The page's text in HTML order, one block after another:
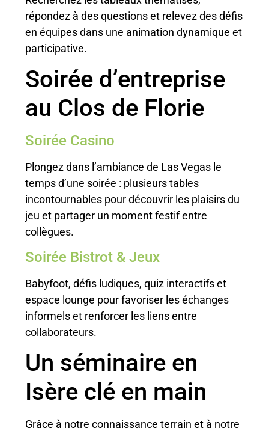
répondez à des questions et relevez des défis
en équipes dans une animation dynamique et
participative.
Soirée d’entreprise
au Clos de Florie
Soirée Casino
Plongez dans l’ambiance de Las Vegas le
temps d’une soirée : plusieurs tables
incontournables pour découvrir les plaisirs du
jeu et partager un moment festif entre
collègues.
Soirée Bistrot & Jeux
Babyfoot, défis ludiques, quiz interactifs et
espace lounge pour favoriser les échanges
informels et renforcer les liens entre
collaborateurs.
Un séminaire en
Isère clé en main
Grâce à notre connaissance terrain et à notre